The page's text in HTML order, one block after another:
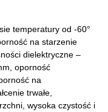
temperatury od -60°
na starzenie
dielektryczne –
oporność
na
trwałe,
wysoka czystość i